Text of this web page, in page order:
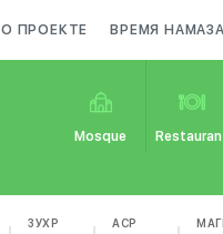
О ПРОЕКТЕ ВРЕМЯ НАМАЗА
Mosque
ЗУХР АСР